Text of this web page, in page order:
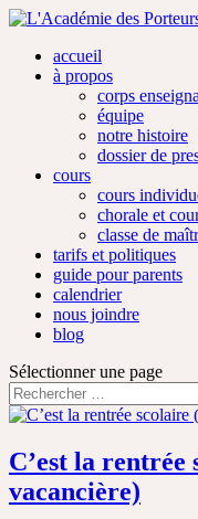
accueil
à propos
corps
équipe
notre histoire
dossier de
cours
cours
chorale et
classe de
tarifs et politiques
guide pour parents
calendrier
nous joindre
blog
Sélectionner une page
C’est la
vacancière)